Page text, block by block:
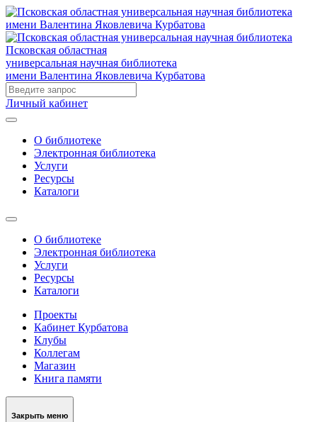
Псковская областная
универсальная научная библиотека
имени Валентина Яковлевича Курбатова
Личный кабинет
О библиотеке
Электронная библиотека
Услуги
Ресурсы
Каталоги
О библиотеке
Электронная библиотека
Услуги
Ресурсы
Каталоги
Проекты
Кабинет Курбатова
Клубы
Коллегам
Магазин
Книга памяти
Закрыть меню